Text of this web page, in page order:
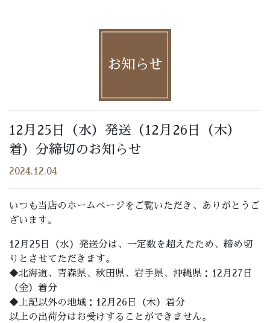
お知らせ
12月25日（水）発送（12月26日（木）
着）分締切のお知らせ
2024.12.04
いつも当店のホームページをご覧いただき、ありがとうご
ざいます。
12月25日（水）発送分は、一定数を超えたため、締め切
りとさせてただきます。
◆北海道、青森県、秋田県、岩手県、沖縄県：12月27日
（金）着分
◆上記以外の地域：12月26日（木）着分
以上の出荷分はお受けすることができません。